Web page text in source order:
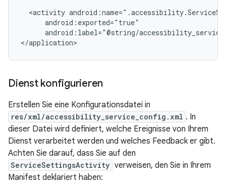
<activity
android:label="@string/
</application>
Dienst konfigurieren
Erstellen Sie eine Konfigurationsdatei in
res/xml/accessibility_service_config.xml . In
dieser Datei wird definiert, welche Ereignisse von Ihrem
Dienst verarbeitet werden und welches Feedback er gibt.
Achten Sie darauf, dass Sie auf den
ServiceSettingsActivity verweisen, den Sie in Ihrem
Manifest deklariert haben: